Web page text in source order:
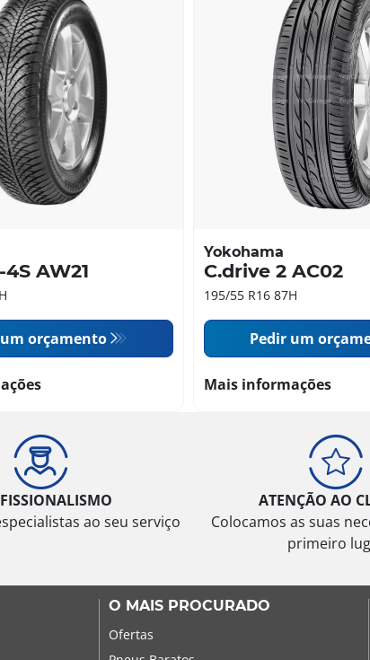
AW21
orçamento
Yokohama
C.drive 2 AC02
195/55 R16 87H
Pedir um
Mais informações
ao seu serviço
ATENÇÃO AO
Colocamos as suas
primeiro
O MAIS PROCURADO
Ofertas